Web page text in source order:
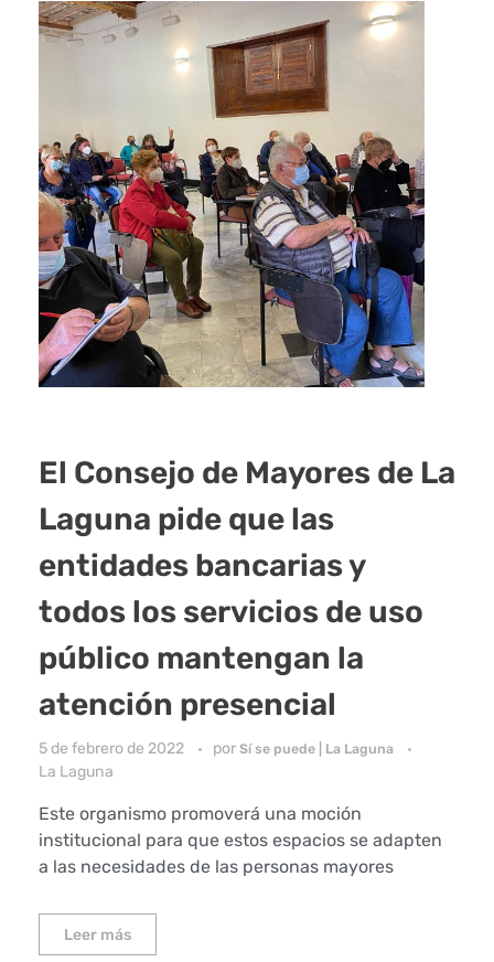
El Consejo de Mayores de La
Laguna pide que las
entidades bancarias y
todos los servicios de uso
público mantengan la
atención presencial
5 de febrero de 2022 por Sí se puede | La Laguna
La Laguna
Este organismo promoverá una moción
institucional para que estos espacios se adapten
a las necesidades de las personas mayores
Leer más